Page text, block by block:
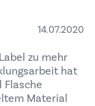
14.07.2020
zu mehr
hat
Flasche
Material